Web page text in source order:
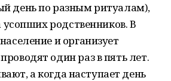
день по разным ритуалам),
усопших родственников. В
и организует
один раз в пять лет.
а когда наступает день